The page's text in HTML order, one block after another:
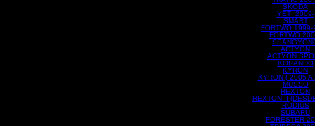
SKODA
YETI 2009-
SMART
FORTWO 1999-
FORTWO
ACTYON
ACTYON
KORANDO
KYRON
KYRON ( 2005 A
MUSSO
REXTON
REXTON II
RODIUS
SUBARU
FORESTER